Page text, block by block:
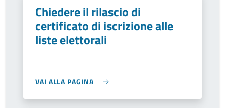
Chiedere il rilascio di
certificato di iscrizione alle
liste elettorali
VAI ALLA PAGINA